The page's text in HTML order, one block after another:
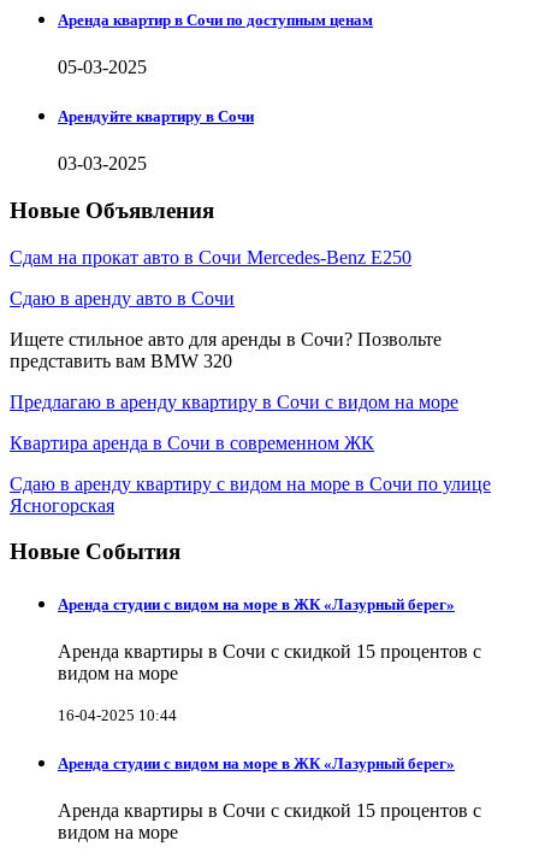
Аренда квартир в Сочи по доступным ценам
05-03-2025
Арендуйте квартиру в Сочи
03-03-2025
Новые Объявления
Сдам на прокат авто в Сочи Mercedes-Benz E250
Сдаю в аренду авто в Сочи
Ищете стильное авто для аренды в Сочи? Позвольте
представить вам BMW 320
Предлагаю в аренду квартиру в Сочи с видом на море
Квартира аренда в Сочи в современном ЖК
Сдаю в аренду квартиру с видом на море в Сочи по улице
Ясногорская
Новые События
Аренда студии с видом на море в ЖК «Лазурный берег»
Аренда квартиры в Сочи с скидкой 15 процентов с
видом на море
16-04-2025 10:44
Аренда студии с видом на море в ЖК «Лазурный берег»
Аренда квартиры в Сочи с скидкой 15 процентов с
видом на море